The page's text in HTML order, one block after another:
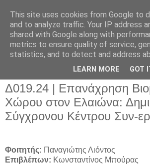
Δ019.24 | Επανάχρηση
Χώρου στον Ελαιώνα:
Σύγχρονου Κέντρου Συν-
Φοιτητής: Παναγιώτης Λιόντος
Επιβλέπων: Κωνσταντίνος Μπούρας
This site uses cookies from Google to
and to analyze traffic. Your IP address
shared with Google along with
metrics to ensure quality of service,
statistics, and to detect and address
LEARN MORE GOT